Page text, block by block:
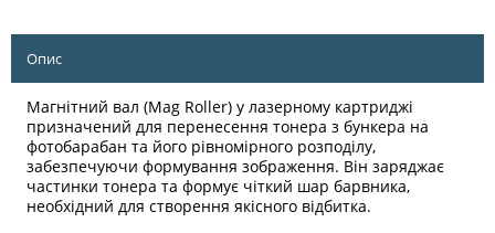
Опис
Магнітний вал (Mag Roller) у лазерному картриджі
призначений для перенесення тонера з бункера на
фотобарабан та його рівномірного розподілу,
забезпечуючи формування зображення. Він заряджає
частинки тонера та формує чіткий шар барвника,
необхідний для створення якісного відбитка.